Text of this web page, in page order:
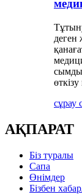
деген
сымды
сұрау
АҚПАРАТ
Біз туралы
Сапа
Өнімдер
Бізбен